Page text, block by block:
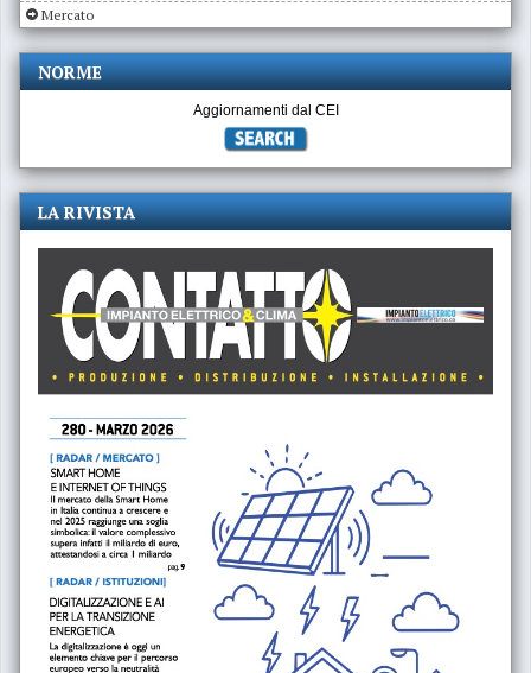
Mercato
NORME
Aggiornamenti dal CEI
LA RIVISTA